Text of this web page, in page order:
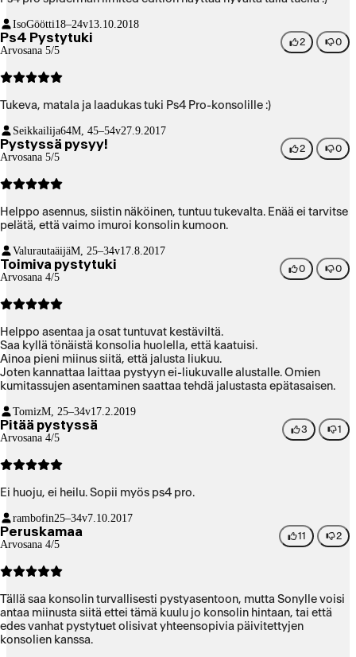
IsoGöötti18–24v13.10.2018
Ps4 Pystytuki
Arvosana 5/5
2 0
Tukeva, matala ja laadukas tuki Ps4 Pro-konsolille :)
Seikkailija64M, 45–54v27.9.2017
Pystyssä pysyy!
Arvosana 5/5
2 0
Helppo asennus, siistin näköinen, tuntuu tukevalta. Enää ei tarvitse
pelätä, että vaimo imuroi konsolin kumoon.
ValurautaäijäM, 25–34v17.8.2017
Toimiva pystytuki
Arvosana 4/5
0 0
Helppo asentaa ja osat tuntuvat kestäviltä.
Saa kyllä tönäistä konsolia huolella, että kaatuisi.
Ainoa pieni miinus siitä, että jalusta liukuu.
Joten kannattaa laittaa pystyyn ei-liukuvalle alustalle. Omien
kumitassujen asentaminen saattaa tehdä jalustasta epätasaisen.
TomizM, 25–34v17.2.2019
Pitää pystyssä
Arvosana 4/5
3 1
Ei huoju, ei heilu. Sopii myös ps4 pro.
rambofin25–34v7.10.2017
Peruskamaa
Arvosana 4/5
11 2
Tällä saa konsolin turvallisesti pystyasentoon, mutta Sonylle voisi
antaa miinusta siitä ettei tämä kuulu jo konsolin hintaan, tai että
edes vanhat pystytuet olisivat yhteensopivia päivitettyjen
konsolien kanssa.